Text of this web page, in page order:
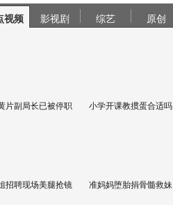
视频 影视剧 综艺 原创
片副局长已被停职 小学开课教掼蛋合适吗
招聘现场美腿抢镜 准妈妈堕胎捐骨髓救妹